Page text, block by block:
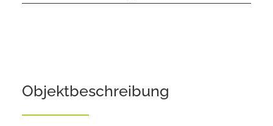
Objekt­beschreibung